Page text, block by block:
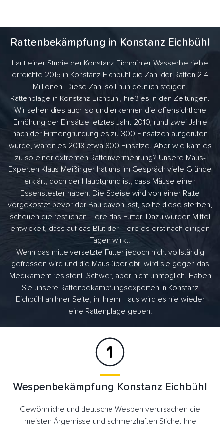
Rattenbekämpfung in Konstanz Eichbühl
Laut einer Studie der Konstanz Eichbühler Wasserbetriebe
erreichte 2015 in Konstanz Eichbühl die Zahl der Ratten 2,4
Millionen. Diese Zahl soll nun deutlich steigen.
Rattenplage in Konstanz Eichbühl, hieß es in den Zeitungen.
Wir sehen dies auch so und erkennen die offensichtliche
Erhöhung der Einsätze letztes Jahr. 2010, rund zwei Jahre
nach der Firmengründung es zu 300 Einsätzen aufgerufen
wurde, waren es 2018 etwa 800 Einsätze. Aber wie kam es
zu so einer extremen Rattenvermehrung? Unsere Maus-
Experten Klaus Meißinger hat uns im Gespräch viele Gründe
erklärt, doch der Hauptgrund ist, dass Mäuse einen
Essenstester haben. Die Speise wird von einer Ratte
vorgekostet bevor der Bau davon isst, sollte diese sterben,
scheuen die restlichen Tiere das Futter. Dazu wurden Mittel
entwickelt, dass auf das Blut der Tiere es erst nach einigen
Tagen wirkt.
Wenn das mittelversetzte Futter jedoch nicht vollständig
gefressen wird und die Maus überlebt, wird sie gegen das
Medikament resistent. Schwer, aber nicht unmöglich. Haben
Sie unsere Rattenbekämpfungsexperten in Konstanz
Eichbühl an Ihrer Seite, in Ihrem Haus wird es nie wieder
eine Rattenplage geben.
Wespenbekämpfung Konstanz Eichbühl
Gewöhnliche und deutsche Wespen verursachen die
meisten Ärgernisse und schmerzhaften Stiche. Ihre